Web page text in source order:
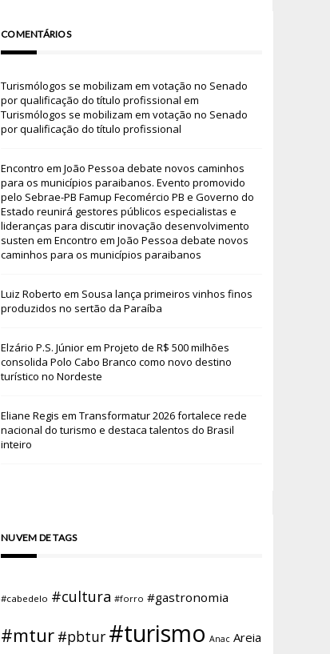
COMENTÁRIOS
Turismólogos se mobilizam em votação no Senado
por qualificação do título profissional em
Turismólogos se mobilizam em votação no Senado
por qualificação do título profissional
Encontro em João Pessoa debate novos caminhos
para os municípios paraibanos. Evento promovido
pelo Sebrae-PB Famup Fecomércio PB e Governo do
Estado reunirá gestores públicos especialistas e
lideranças para discutir inovação desenvolvimento
susten em Encontro em João Pessoa debate novos
caminhos para os municípios paraibanos
Luiz Roberto em Sousa lança primeiros vinhos finos
produzidos no sertão da Paraíba
Elzário P.S. Júniorem Projeto de R$ 500 milhões
consolida Polo Cabo Branco como novo destino
turístico no Nordeste
Eliane Regis em Transformatur 2026 fortalece rede
nacional do turismo e destaca talentos do Brasil
inteiro
NUVEM DE TAGS
#cabedelo #cultura #forro #gastronomia
#mtur #pbtur #turismo Anac Areia